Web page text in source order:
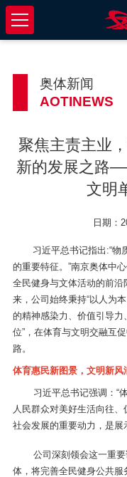
奥体新闻
AOTINEWS
聚焦主责主业
新的发展之路
文明
日期：
习近平总书记指出:“物质
的重要特征。”南京奥体中
全民健身与文体活动的前
来，公司始终秉持“以人为
的精神感染力、价值引导
位”，在体育与文明交融互
路。
体育惠民新图景，文明新风
习近平总书记强调：“
人民群众对美好生活向往
社会发展的重要动力，是展
公司深刻领会这一重
体，将完善全民健身公共